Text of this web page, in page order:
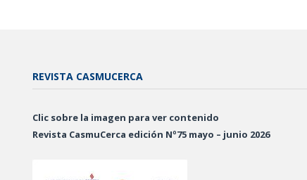
REVISTA CASMUCERCA
Clic sobre la imagen para ver contenido
Revista CasmuCerca edición Nº75 mayo – junio 2026